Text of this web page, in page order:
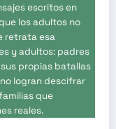
escritos en
los adultos no
retrata esa
y adultos: padres
propias batallas
logran descifrar
que
reales.